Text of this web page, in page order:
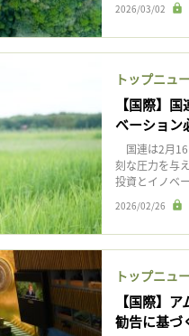
2026/03/02
トップニュ
【国際】
ベーション
国連は2月16
刻な圧力を与
投資とイノベ
2026/02/26
トップニュ
【国際】
勧告に基づ